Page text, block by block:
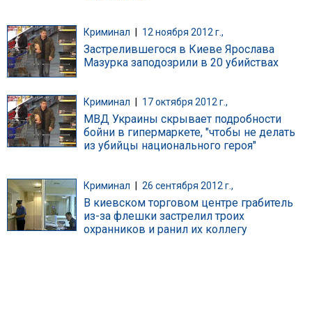
Криминал 12 ноября 2012 г.,
Застрелившегося в Киеве Ярослава
Мазурка заподозрили в 20 убийствах
Криминал 17 октября 2012 г.,
МВД Украины скрывает подробности
бойни в гипермаркете, "чтобы не делать
из убийцы национального героя"
Криминал 26 сентября 2012 г.,
В киевском торговом центре грабитель
из-за флешки застрелил троих
охранников и ранил их коллегу